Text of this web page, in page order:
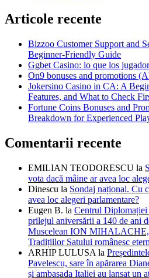
Articole recente
Bizzoo Customer Support and
Beginner-Friendly Guide
Ggbet Casino: lo que los
On9 bonuses and promotions
Jokersino Casino in CA: A
Features, and What to Check
Fortune Coins Bonuses and
Breakdown for Experienced
Comentarii recente
EMILIAN TEODORESCU la
vota dacă mâine ar avea loc
Dinescu la Sondaj național. Cu
avea loc alegeri parlamentare?
Eugen B. la Centrul
prilejul aniversării a 140 de ani
Muscelean ION MIHALACHE,
Tradițiilor Satului românesc etern
ARHIP LULUSA la
Pavelescu, sare în apărarea
și ambasada Italiei au lansat un